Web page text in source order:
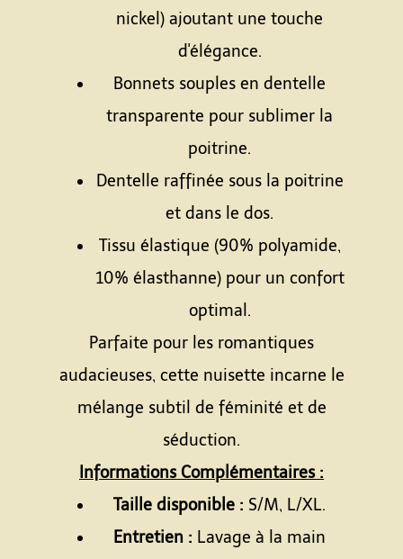
nickel) ajoutant une touche
d'élégance.
Bonnets souples en dentelle
transparente pour sublimer la
poitrine.
Dentelle raffinée sous la poitrine
et dans le dos.
Tissu élastique (90% polyamide,
10% élasthanne) pour un confort
optimal.
Parfaite pour les romantiques
audacieuses, cette nuisette incarne le
mélange subtil de féminité et de
séduction.
Informations Complémentaires :
Taille disponible : S/M, L/XL.
Entretien : Lavage à la main